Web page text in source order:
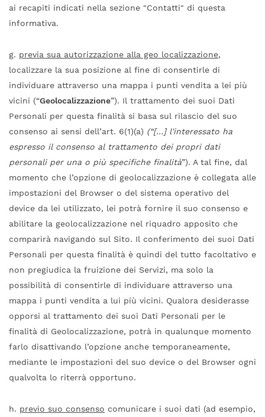
ai recapiti indicati nella sezione "Contatti" di questa
informativa.
g. previa sua autorizzazione alla geo localizzazione,
localizzare la sua posizione al fine di consentirle di
individuare attraverso una mappa i punti vendita a lei più
vicini (“Geolocalizzazione”). Il trattamento dei suoi Dati
Personali per questa finalità si basa sul rilascio del suo
consenso ai sensi dell’art. 6(1)(a) (“[…] l'interessato ha
espresso il consenso al trattamento dei propri dati
personali per una o più specifiche finalità”). A tal fine, dal
momento che l’opzione di geolocalizzazione è collegata alle
impostazioni del Browser o del sistema operativo del
device da lei utilizzato, lei potrà fornire il suo consenso e
abilitare la geolocalizzazione nel riquadro apposito che
comparirà navigando sul Sito. Il conferimento dei suoi Dati
Personali per questa finalità è quindi del tutto facoltativo e
non pregiudica la fruizione dei Servizi, ma solo la
possibilità di consentirle di individuare attraverso una
mappa i punti vendita a lui più vicini. Qualora desiderasse
opporsi al trattamento dei suoi Dati Personali per le
finalità di Geolocalizzazione, potrà in qualunque momento
farlo disattivando l’opzione anche temporaneamente,
mediante le impostazioni del suo device o del Browser ogni
qualvolta lo riterrà opportuno.
h. previo suo consenso comunicare i suoi dati (ad esempio,